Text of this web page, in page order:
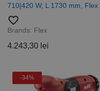
710|420 W, L 1730 mm, Flex
favorite_border
Brands: Flex
4.243,30 lei
-34%